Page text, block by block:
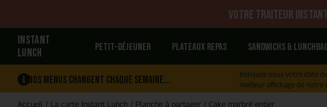
Votre traiteur Instant-
INSTANT
LUNCH
Petit-déjeuner Plateaux repas Sandwichs &
Nos menus changent chaque semaine...
Indiquez nous votre date
meilleur affichage de notre
Accueil / La carte Instant Lunch / Planche à partager / Cake marbré entier